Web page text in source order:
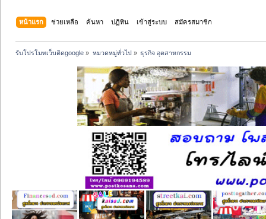
หน้าแรก ช่วยเหลือ ค้นหา ปฏิทิน เข้าสู่ระบบ สมัครสมาชิก
รับโปรโมทเว็บติดgoogle » หมวดหมู่ทั่วไป» ธุรกิจ อุตสาหกรรม